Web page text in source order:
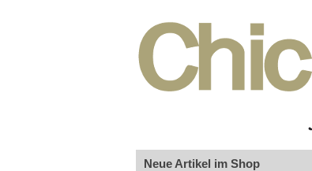
Neue Artikel im Shop